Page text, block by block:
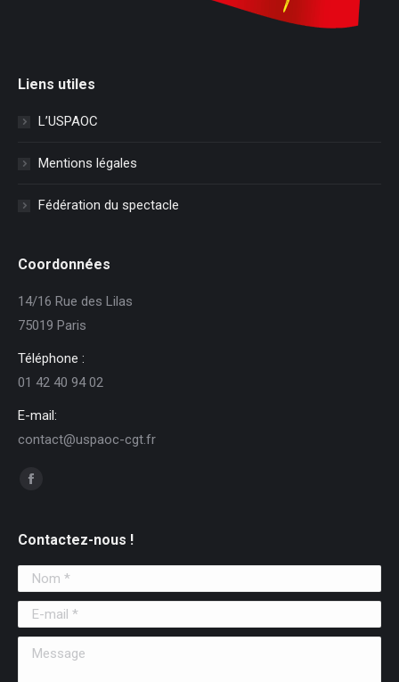
Liens utiles
L’USPAOC
Mentions légales
Fédération du spectacle
Coordonnées
14/16 Rue des Lilas
75019 Paris
Téléphone :
01 42 40 94 02
E-mail:
contact@uspaoc-cgt.fr
Trouvez nous sur :
Facebook
Contactez-nous !
Nom *
E-mail *
Message